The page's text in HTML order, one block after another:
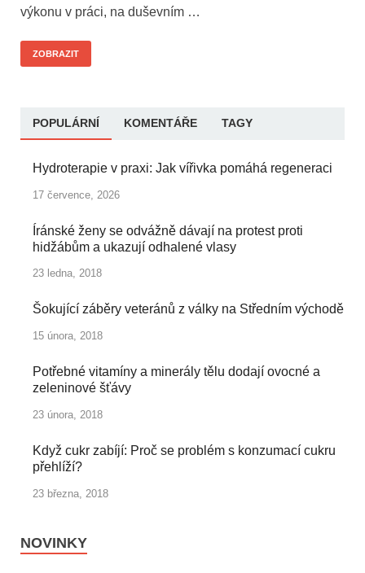
výkonu v práci, na duševním …
ZOBRAZIT
POPULÁRNÍ KOMENTÁŘE TAGY
Hydroterapie v praxi: Jak vířivka pomáhá regeneraci
17 července, 2026
Íránské ženy se odvážně dávají na protest proti
hidžábům a ukazují odhalené vlasy
23 ledna, 2018
Šokující záběry veteránů z války na Středním východě
15 února, 2018
Potřebné vitamíny a minerály tělu dodají ovocné a
zeleninové šťávy
23 února, 2018
Když cukr zabíjí: Proč se problém s konzumací cukru
přehlíží?
23 března, 2018
NOVINKY